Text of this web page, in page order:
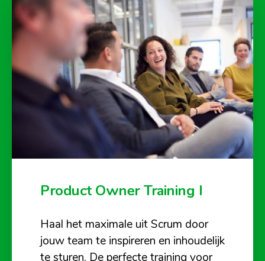
Product Owner Training I
Haal het maximale uit Scrum door
jouw team te inspireren en inhoudelijk
te sturen. De perfecte training voor